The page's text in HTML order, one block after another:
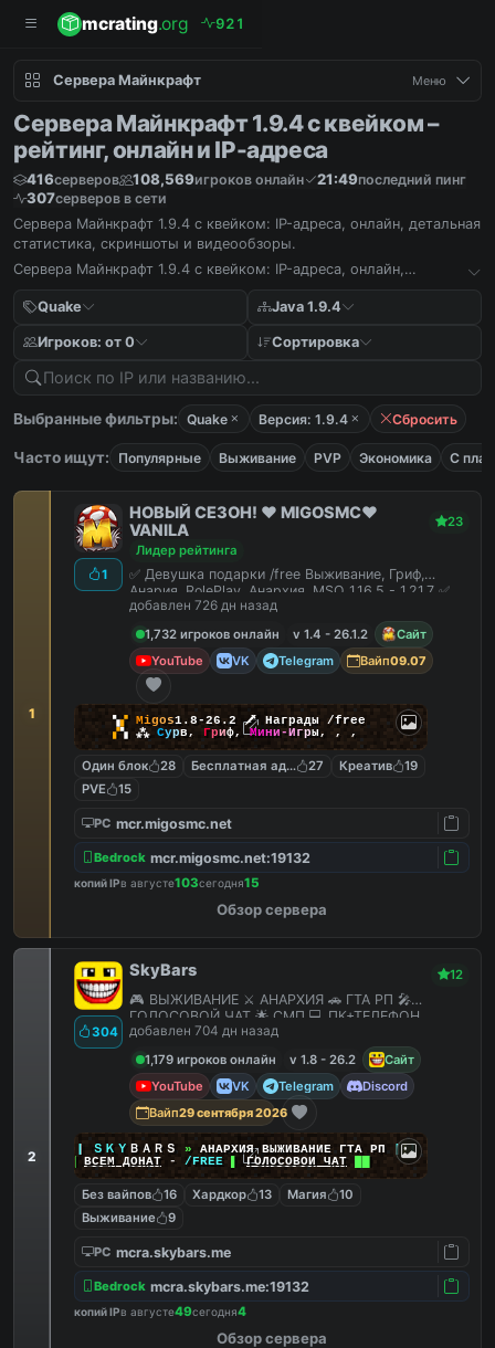
mcrating.org 92 1
Сервера Майнкрафт Меню
Сервера Майнкрафт 1.9.4 с квейком –
рейтинг, онлайн и IP-адреса
416серверов 108,569игроков онлайн 21:49последний пинг
307серверов в сети
Сервера Майнкрафт 1.9.4 с квейком: IP-адреса, онлайн, детальная
статистика, скриншоты и видеообзоры.
Сервера Майнкрафт 1.9.4 с квейком: IP-адреса, онлайн,
Quake
Java 1.9.4
Игроков: от 0 Сортировка
Выбранные фильтры: Quake Версия: 1.9.4 Сбросить
Часто ищут: Популярные Выживание PVP Экономика С
1
1
НОВЫЙ СЕЗОН! ❤️ MIGOSMC❤️
VANILA
23
Лидер рейтинга
✅ Девушка подарки /free Выживание, Гриф,
Анария, RolePlay, Анархия, MSO 1.16.5 - 1.21.7 ✅
добавлен 726 дн назад
1,732 игроков онлайн
v 1.4 - 26.1.2
Сайт
YouTube
VK Telegram Вайп09.07
▚▞ Migos1.8-26.2🗡 Награды /free
▞▚ ⁂ Сурв, Гриф,Мини-Игры, , ,
Один блок 28 Бесплатная админка
27 Креатив
19
PVE
15
PC mcr.migosmc.net
Bedrock mcr.migosmc.net:19132
копий IPв августе103сегодня15
Обзор сервера
2
304
SkyBars 12
🎮 ВЫЖИВАНИЕ ⚔️ АНАРХИЯ 🚗 ГТА РП 🎤
ГОЛОСОВОЙ ЧАТ 🌟 СМП 💻 ПК+ТЕЛЕФОН
добавлен 704 дн назад
1,179 игроков онлайн
v 1.8 - 26.2
Сайт
YouTube
VK Telegram
Discord
Вайп29 сентября 2026
ＳＫＹ ＢＡＲＳ » АНАРХИЯ ВЫЖИВАНИЕ ГТА РП |||
ВСЕМ ДОНАТ- /FREE ▌ГОЛОСОВОЙ ЧАТ
Без вайпов 16 Хардкор 13 Магия
10
Выживание
9
PC mcra.skybars.me
Bedrock mcra.skybars.me:19132
копий IPв августе49сегодня4
Обзор сервера